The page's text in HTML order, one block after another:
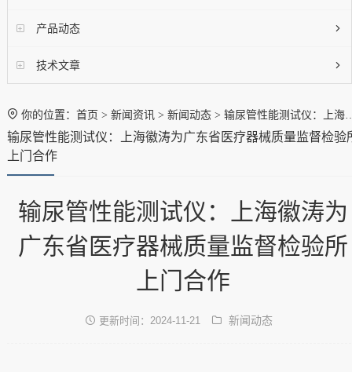
产品动态
技术文章
你的位置： 首页 > 新闻资讯 > 新闻动态 > 输尿管性能测试仪：上海徽涛为广东省医疗器械质量监督检验所上门合作
输尿管性能测试仪：上海徽涛为广东省医疗器械质量监督检验
上门合作
输尿管性能测试仪：上海徽涛为
广东省医疗器械质量监督检验所
上门合作
更新时间：2024-11-21 新闻动态